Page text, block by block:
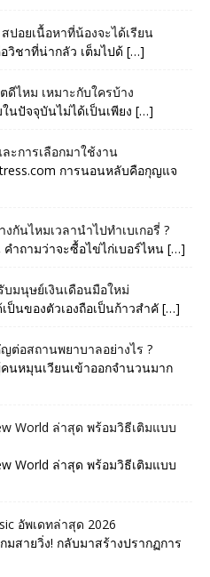
ปอยเนื้อหาที่น้องจะได้เรียน
ชาที่น่ากลัว เต็มไปด้ […]
ไหม เหมาะกับใครบ้าง
นปัจจุบันไม่ได้เป็นเพียง […]
ะการเลือกมาใช้งาน
การนอนหลับคือกุญแจ
กันไหมเวลานำไปทำเบเกอรี่ ?
ถามว่าจะซื้อไข่ไก่เบอร์ไหน […]
มนุษย์เงินเดือนมือใหม่
ป็นของตัวเองถือเป็นก้าวสำคั […]
ต่อสถานพยาบาลอย่างไร ?
นหมุนเวียนเข้าออกจำนวนมาก
World ล่าสุด พร้อมวิธีเติมแบบ
World ล่าสุด พร้อมวิธีเติมแบบ
อัพเดทล่าสุด 2026
สายวิ่ง! กลับมาสร้างปรากฏการ